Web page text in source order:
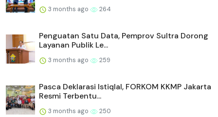
3 months ago 264
Penguatan Satu Data, Pemprov Sultra Dorong
Layanan Publik Le...
3 months ago 259
Pasca Deklarasi Istiqlal, FORKOM KKMP Jakarta
Resmi Terbentu...
3 months ago 250